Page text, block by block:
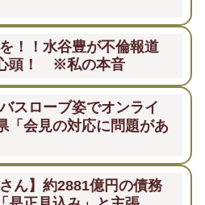
！！水谷豊が不倫報道
頭！ ※私の本音
スローブ姿でオンライ
「会見の対応に問題があ
ん】約2881億円の債務